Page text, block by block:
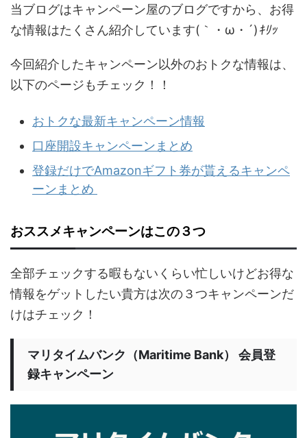
当ブログはキャンペーン屋のブログですから、お得
な情報はたくさん紹介しています(｀・ω・´)ｷﾘｯ
今回紹介したキャンペーン以外のおトクな情報は、
以下のページもチェック！！
おトクな最新キャンペーン情報
口座開設キャンペーンまとめ
登録だけでAmazonギフト券が貰えるキャンペ
ーンまとめ
おススメキャンペーンはこの３つ
全部チェックする暇もないくらい忙しいけどお得な
情報をゲットしたい貴方は次の３つキャンペーンだ
けはチェック！
マリタイムバンク（Maritime Bank） 会員登
録キャンペーン